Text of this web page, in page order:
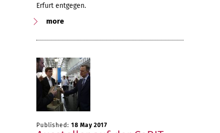
Erfurt entgegen.
more
Published: 18 May 2017